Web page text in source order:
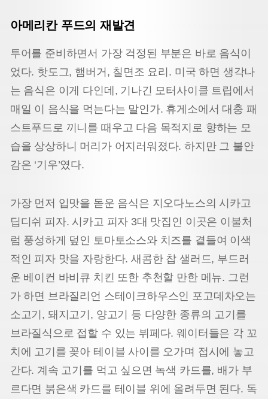
아메리칸 푸드의 재발견
투어를 준비하면서 가장 걱정된 부분은 바로 음식이
었다. 핫도그, 햄버거, 칠면조 요리. 미국 하면 생각나
는 음식은 이게 다인데, 기나긴 모터사이클 트립에서
매일 이 음식을 먹는다는 말인가. 휴게소에서 대충 패
스트푸드로 끼니를 때우고 다음 목적지로 향하는 모
습을 상상하니 머리가 어지러워졌다. 하지만 그 불안
감은 ‘기우’였다.
가장 먼저 입맛을 돋운 음식은 지오다노스의 시카고
딥디쉬 피자. 시카고 피자 3대 맛집인 이곳은 이불처
럼 풍성하게 덮인 토마토소스와 치즈를 곁들여 이색
적인 피자 맛을 자랑한다. 새콤한 찹 샐러드, 부드러
운 베이컨 바비큐 치킨 또한 추천할 만한 메뉴. 그런
가 하면 브라질리언 스테이크하우스인 포고데차오는
소고기, 돼지고기, 양고기 등 다양한 종류의 고기를
브라질식으로 접할 수 있는 뷔페다. 웨이터들은 각 꼬
치에 고기를 꽂아 테이블 사이를 오가며 접시에 놓고
간다. 계속 고기를 먹고 싶으면 녹색 카드를, 배가 부
르다면 붉은색 카드를 테이블 위에 올려두면 된다. 독